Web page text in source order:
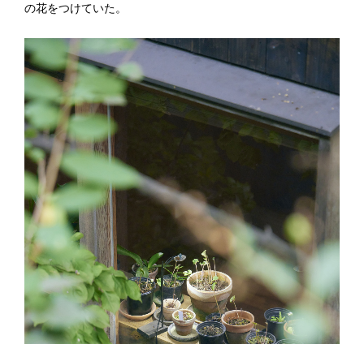
の花をつけていた。